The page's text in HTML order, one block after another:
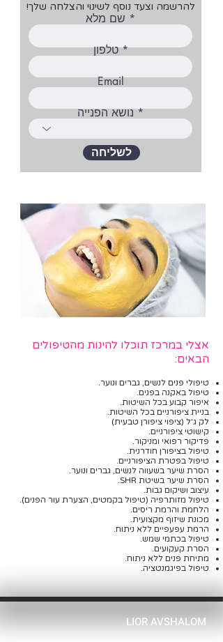
להרשמה וצעד נוסף לשינוי והצלחה שלך!
שם מלא
טלפון
Email
נושא הפנייה
לשליחה
אצלי במרכז תוכלו להינות מהטיפולים
הבאים:
טיפולי פנים לנשים, גברים ונוער.
טיפול באקנה בפנים.
איפור קבוע בכל השיטות.
בניית ציפורניים בכל השיטות.
לק ג'ל (ציפוי ציפורן טבעית)
קישוטי ציפורניים.
פדיקור רפואי ומניקור.
טיפול בציפורן חודרנית.
טיפול בפטרת הציפורניים.
הסרת שיער בשעווה לנשים, גברים ונוער.
הסרת שיער בשיטת SHR.
עיצוב ושיקום גבות.
טיפול מזותרפיה (טיפול בקמטים, הצערת עור הפנים).
הלחמת והרמת ריסים.
מכונת שיזוף מקצועית.
הרמת עפעפיים ללא ניתוח.
טיפול בכתמי שמש.
הסרת קעקועים.
מתיחת פנים ללא ניתוח.
טיפול בפיגמנטציה.
LIOR AVSHALOM